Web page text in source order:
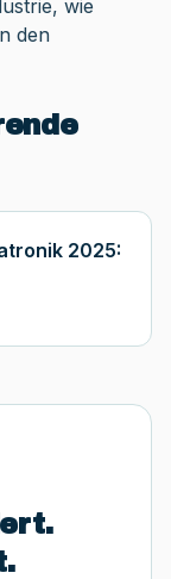
wie
den
2025: